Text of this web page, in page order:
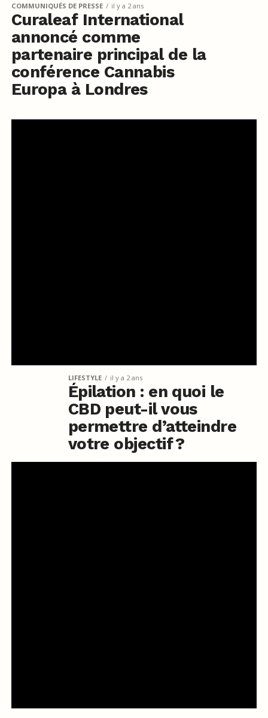
COMMUNIQUÉS DE PRESSE il y a 2 ans
Curaleaf International
annoncé comme
partenaire principal de la
conférence Cannabis
Europa à Londres
LIFESTYLE il y a 2 ans
Épilation : en quoi le
CBD peut-il vous
permettre d’atteindre
votre objectif ?